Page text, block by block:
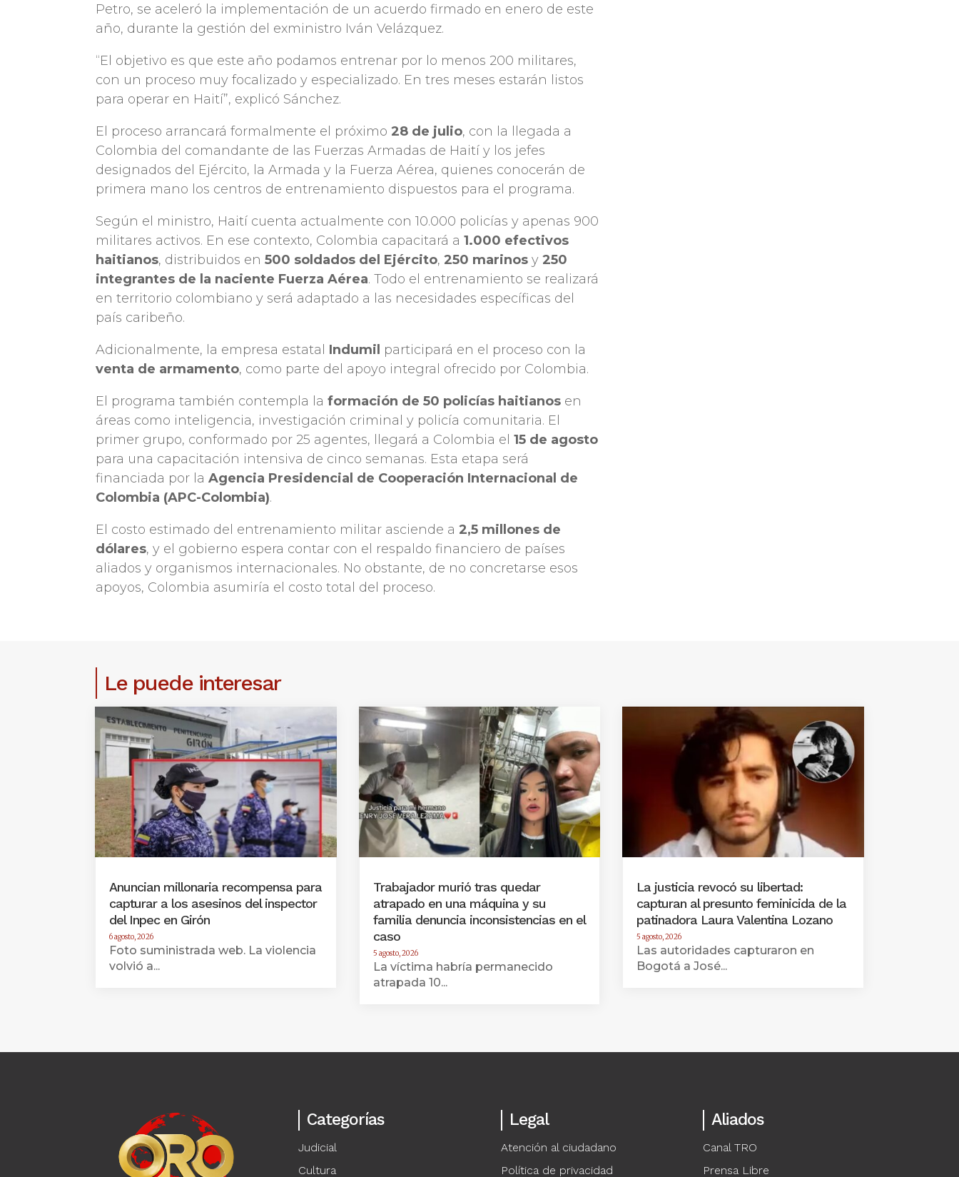
Petro, se aceleró la implementación de un acuerdo firmado en enero de este
año, durante la gestión del exministro Iván Velázquez.
“El objetivo es que este año podamos entrenar por lo menos 200 militares,
con un proceso muy focalizado y especializado. En tres meses estarán listos
para operar en Haití”, explicó Sánchez.
El proceso arrancará formalmente el próximo28 de julio, con la llegada a
Colombia del comandante de las Fuerzas Armadas de Haití y los jefes
designados del Ejército, la Armada y la Fuerza Aérea, quienes conocerán de
primera mano los centros de entrenamiento dispuestos para el programa.
Según el ministro, Haití cuenta actualmente con 10.000 policías y apenas 900
militares activos. En ese contexto, Colombia capacitará a1.000 efectivos
haitianos, distribuidos en500 soldados del Ejército,250 marinos y250
integrantes de la naciente Fuerza Aérea. Todo el entrenamiento se realizará
en territorio colombiano y será adaptado a las necesidades específicas del
país caribeño.
Adicionalmente, la empresa estatal Indumil participará en el proceso con la
venta de armamento, como parte del apoyo integral ofrecido por Colombia.
El programa también contempla laformación de 50 policías haitianos en
áreas como inteligencia, investigación criminal y policía comunitaria. El
primer grupo, conformado por 25 agentes, llegará a Colombia el15 de agosto
para una capacitación intensiva de cinco semanas. Esta etapa será
financiada por laAgencia Presidencial de Cooperación Internacional de
Colombia (APC-Colombia).
El costo estimado del entrenamiento militar asciende a2,5 millones de
dólares, y el gobierno espera contar con el respaldo financiero de países
aliados y organismos internacionales. No obstante, de no concretarse esos
apoyos, Colombia asumiría el costo total del proceso.
Le puede interesar
Anuncian millonaria recompensa para
capturar a los asesinos del inspector
del Inpec en Girón
6 agosto, 2026
Foto suministrada web. La violencia
volvió a...
Trabajador murió tras quedar
atrapado en una máquina y su
familia denuncia inconsistencias en el
caso
5 agosto, 2026
La víctima habría permanecido
atrapada 10...
La justicia revocó su libertad:
capturan al presunto feminicida de la
patinadora Laura Valentina Lozano
5 agosto, 2026
Las autoridades capturaron en
Bogotá a José...
Categorías
Judicial
Cultura
Legal
Atención al ciudadano
Política de privacidad
Aliados
Canal TRO
Prensa Libre